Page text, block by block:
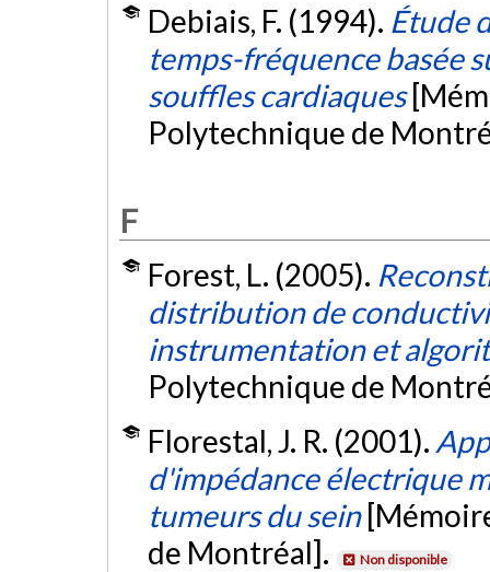
Debiais, F. (1994). Étude
temps-fréquence basée
souffles cardiaques
Polytechnique de
F
Forest, L. (2005).
distribution de
instrumentation et
Polytechnique de
Florestal, J. R. (2001).
d'impédance électrique
tumeurs du sein
de Montréal].
Non disponible